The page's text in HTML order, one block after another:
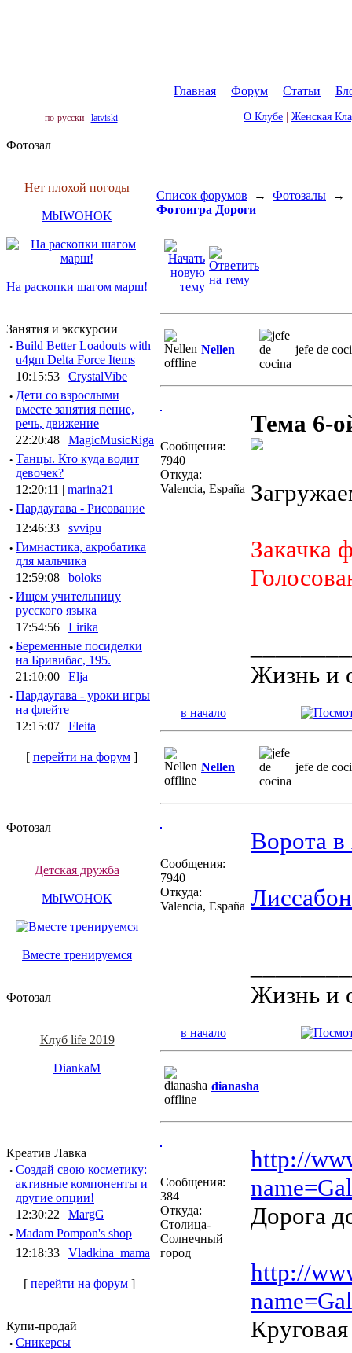
Главная Форум Статьи
по-русски latviski О Клубе Женская
Фотозал
Нет плохой погоды
MbIWOHOK
На раскопки шагом марш!
Занятия и экскурсии
· Build Better Loadouts with
u4gm Delta Force Items
10:15:53 | CrystalVibe
· Дети со взрослыми
вместе занятия пение,
речь, движение
22:20:48 | MagicMusicRiga
· Танцы. Кто куда водит
девочек?
12:20:11 | marina21
· Пардаугава - Рисование
12:46:33 | svvipu
· Гимнастика, акробатика
для мальчика
12:59:08 | boloks
· Ищем учительницу
русского языка
17:54:56 | Lirika
· Беременные посиделки
на Бривибас, 195.
21:10:00 | Elja
· Пардаугава - уроки игры
на флейте
12:15:07 | Fleita
[ перейти на форум]
Фотозал
Детская дружба
MbIWOHOK
Вместе тренируемся
Фотозал
Клуб life 2019
DiankaM
Креатив Лавка
· Создай свою косметику:
активные компоненты и
другие опции!
12:30:22 | MargG
· Madam Pompon's shop
12:18:33 | Vladkina_mama
[ перейти на форум ]
Купи-продай
· Сникерсы
Список форумов → Фотозалы →
Фотоигра Дороги
Nellen jefe de
Сообщения:
7940
Откуда:
Valencia, España
Тема 6-
Закачка
Жизнь и
в начало
Nellen jefe de
Сообщения:
7940
Откуда:
Valencia, España
Ворота
Жизнь и
в начало
dianasha
Сообщения:
384
Откуда:
Столица-
Солнечный
город
http://
Дорога
http://
Круговая